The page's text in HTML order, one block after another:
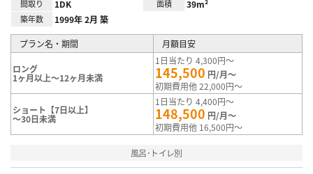
間取り 1DK 面積 39m²
築年数 1999年 2月 築
プラン名・期間 月額目安
ロング
1ヶ月以上～12ヶ月未満
1日当たり 4,300円～
145,500 円/月～
初期費用他 22,000円～
ショート【7日以上】
～30日未満
1日当たり 4,400円～
148,500 円/月～
初期費用他 16,500円～
風呂･トイレ別